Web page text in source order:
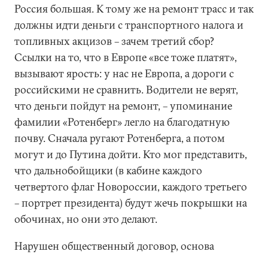
Россия большая. К тому же на ремонт трасс и так
должны идти деньги с транспортного налога и
топливных акцизов – зачем третий сбор?
Ссылки на то, что в Европе «все тоже платят»,
вызывают ярость: у нас не Европа, а дороги с
российскими не сравнить. Водители не верят,
что деньги пойдут на ремонт, – упоминание
фамилии «Ротенберг» легло на благодатную
почву. Сначала ругают Ротенберга, а потом
могут и до Путина дойти. Кто мог представить,
что дальнобойщики (в кабине каждого
четвертого флаг Новороссии, каждого третьего
– портрет президента) будут жечь покрышки на
обочинах, но они это делают.
Нарушен общественный договор, основа